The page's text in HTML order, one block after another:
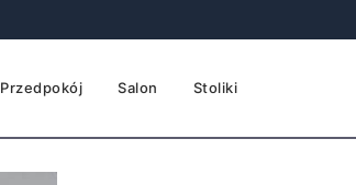
Przedpokój Salon Stoliki